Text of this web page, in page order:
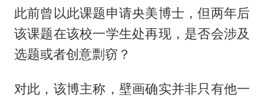
此前曾以此课题申请央美博士，但两年后
该课题在该校一学生处再现，是否会涉及
选题或者创意剽窃？
对此，该博主称，壁画确实并非只有他一